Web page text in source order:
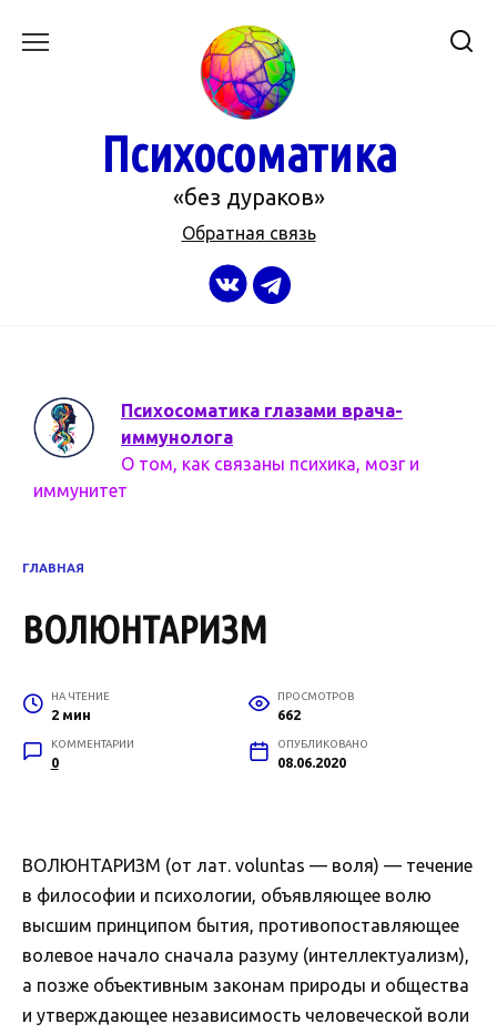
Психосоматика
«без дураков»
Обратная связь
Психосоматика глазами врача-
иммунолога
О том, как связаны психика, мозг и
иммунитет
ГЛАВНАЯ
ВОЛЮНТАРИЗМ
НА ЧТЕНИЕ
2 мин
ПРОСМОТРОВ
662
КОММЕНТАРИИ
0
ОПУБЛИКОВАНО
08.06.2020
ВОЛЮНТАРИЗМ (от лат. voluntas — воля) — течение
в философии и психологии, объявляющее волю
высшим принципом бытия, противопоставляющее
волевое начало сначала разуму (интеллектуализм),
а позже объективным законам природы и общества
и утверждающее независимость человеческой воли